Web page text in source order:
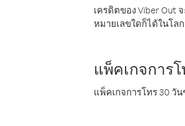
เครดิตของ Viber Out
หมายเลขใดก็ได้ในโล
แพ็คเกจการ
แพ็คเกจการโทร 30 วั